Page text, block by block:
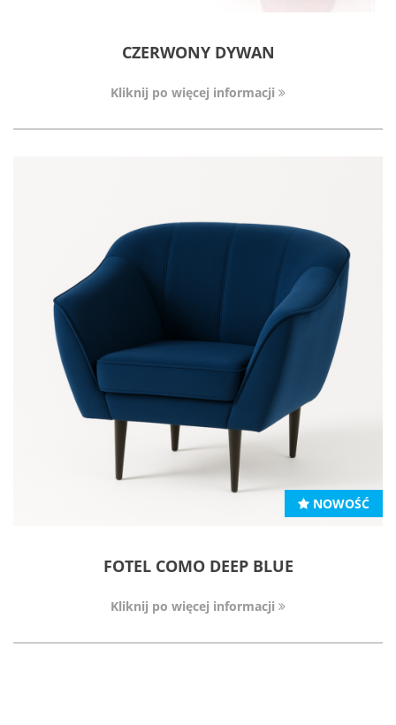
CZERWONY DYWAN
Kliknij po więcej informacji
NOWOŚĆ
FOTEL COMO DEEP BLUE
Kliknij po więcej informacji